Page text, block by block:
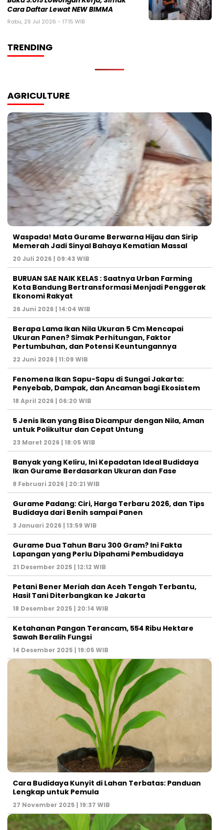
Cara Daftar Lewat NEW BIMMA
Rabu, 29 Jul 2026 - 17:15 WIB
TRENDING
AGRICULTURE
Waspada! Mata Gurame Berwarna Hijau dan Sirip
Memerah Jadi Sinyal Bahaya Kematian Massal
20 Juli 2026 | 09:43 WIB
BURUAN SAE NAIK KELAS : Saatnya Urban Farming
Kota Bandung Bertransformasi Menjadi Penggerak
Ekonomi Rakyat
26 Juni 2026 | 14:04 WIB
Berapa Lama Ikan Nila Ukuran 5 Cm Mencapai
Ukuran Panen? Simak Perhitungan, Faktor
Pertumbuhan, dan Potensi Keuntungannya
22 Juni 2026 | 11:09 WIB
Fenomena Ikan Sapu-Sapu di Sungai Jakarta:
Penyebab, Dampak, dan Ancaman bagi Ekosistem
18 April 2026 | 06:20 WIB
5 Jenis Ikan yang Bisa Dicampur dengan Nila, Aman
untuk Polikultur dan Cepat Untung
23 Maret 2026 | 18:05 WIB
Banyak yang Keliru, Ini Kepadatan Ideal Budidaya
Ikan Gurame Berdasarkan Ukuran dan Fase
8 Februari 2026 | 20:21 WIB
Gurame Padang: Ciri, Harga Terbaru 2026, dan Tips
Budidaya dari Benih sampai Panen
3 Januari 2026 | 13:59 WIB
Gurame Dua Tahun Baru 300 Gram? Ini Fakta
Lapangan yang Perlu Dipahami Pembudidaya
21 Desember 2025 | 12:12 WIB
Petani Bener Meriah dan Aceh Tengah Terbantu,
Hasil Tani Diterbangkan ke Jakarta
18 Desember 2025 | 20:14 WIB
Ketahanan Pangan Terancam, 554 Ribu Hektare
Sawah Beralih Fungsi
14 Desember 2025 | 19:05 WIB
Cara Budidaya Kunyit di Lahan Terbatas: Panduan
Lengkap untuk Pemula
27 November 2025 | 19:37 WIB